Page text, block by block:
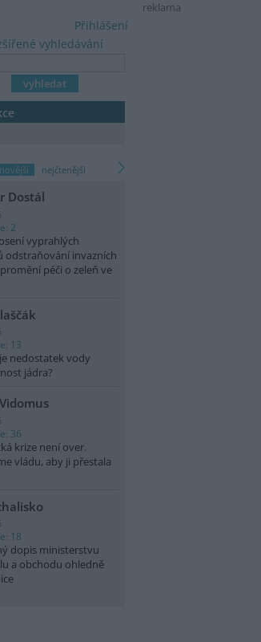
reklama
vyhledávání
Přihlášení
nejčtenější
Dostál
2
vyprahlých
odstraňování invazních
péči o zeleň ve
13
nedostatek vody
jádra?
36
krize není over.
vládu, aby ji přestala
18
dopis ministerstvu
a obchodu ohledně